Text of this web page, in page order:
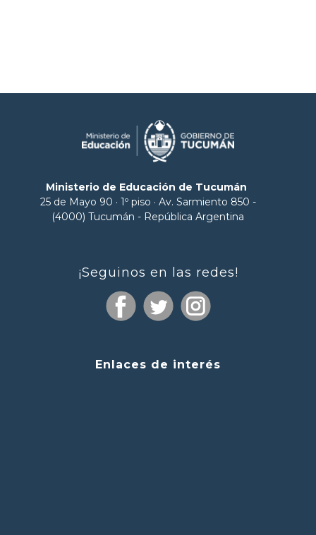
Ministerio de Educación de Tucumán
25 de Mayo 90 · 1º piso · Av. Sarmiento 850 -
(4000) Tucumán - República Argentina
¡Seguinos en las redes!
Enlaces de interés